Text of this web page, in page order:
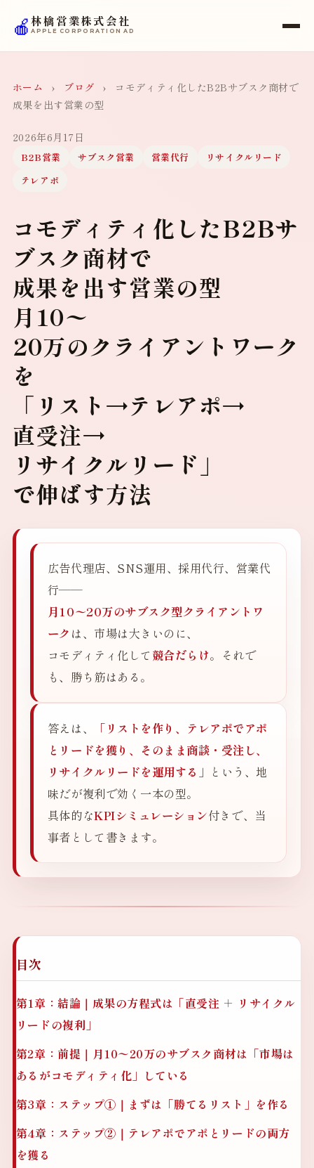
🍎林檎営業株式会社
APPLE CORPORATION AD
ホーム › ブログ ›
コモディティ化したB2Bサブスク商材で
成果を出す営業の型
2026年6月17日
B2B営業 サブスク営業 営業代行
リサイクルリード
テレアポ
コモディティ化したB2Bサ
ブスク商材で
成果を出す営業の型
月10〜
20万のクライアントワーク
を
「リスト→テレアポ→
直受注→
リサイクルリード」
で伸ばす方法
広告代理店、SNS運用、採用代行、営業代
行——
月10〜20万のサブスク型クライアントワ
ーク は、市場は大きいのに、
コモディティ化して 競合だらけ。それで
も、勝ち筋はある。
答えは、
「リストを作り、テレアポでアポ
とリードを獲り、そのまま商談・受注し、
リサイクルリードを運用する」 という、地
味だが複利で効く一本の型。
具体的なKPIシミュレーション付きで、当
事者として書きます。
目次
第1章：結論｜成果の方程式は「直受注 ＋ リサイクル
リードの複利」
第2章：前提｜月10〜20万のサブスク商材は「市場は
あるがコモディティ化」している
第3章：ステップ①｜まずは「勝てるリスト」を作る
第4章：ステップ②｜テレアポでアポとリードの両方
を獲る